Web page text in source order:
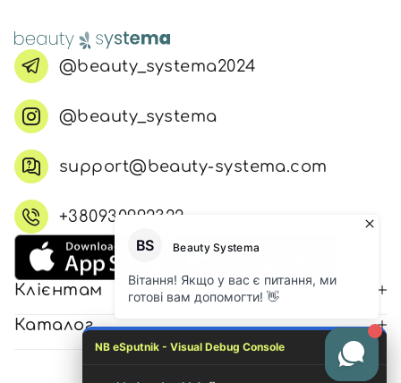
@beauty_systema2024
@beauty_systema
support@beauty-systema.com
+380930992322
Клієнтам
Каталог
NB eSputnik - Visual Debug Console